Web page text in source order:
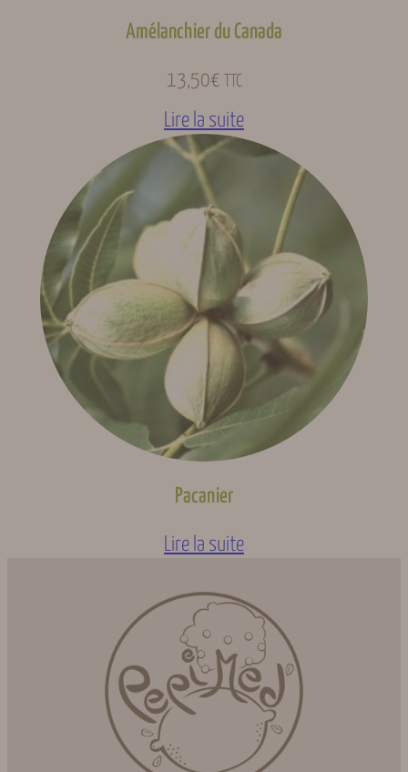
Amélanchier du Canada
13,50€ TTC
Lire la suite
Pacanier
Lire la suite